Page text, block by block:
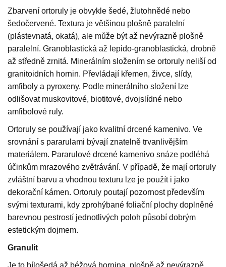
Zbarvení ortoruly je obvykle šedé, žlutohnědé nebo
šedočervené. Textura je většinou plošně paralelní
(plástevnatá, okatá), ale může být až nevýrazně plošně
paralelní. Granoblastická až lepido-granoblastická, drobně
až středně zrnitá. Minerálním složením se ortoruly neliší od
granitoidních hornin. Převládají křemen, živce, slídy,
amfiboly a pyroxeny. Podle minerálního složení lze
odlišovat muskovitové, biotitové, dvojslídné nebo
amfibolové ruly.
Ortoruly se používají jako kvalitní drcené kamenivo. Ve
srovnání s pararulami bývají znatelně trvanlivějším
materiálem. Pararulové drcené kamenivo snáze podléhá
účinkům mrazového zvětrávání. V případě, že mají ortoruly
zvláštní barvu a vhodnou texturu lze je použít i jako
dekorační kámen. Ortoruly poutají pozornost především
svými texturami, kdy zprohýbané foliační plochy doplněné
barevnou pestrostí jednotlivých poloh působí dobrým
estetickým dojmem.
Granulit
Je to bílošedá až béžová hornina, plošně až nevýrazně